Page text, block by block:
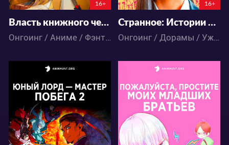
16+
Власть книжного червя: Приёмная дочь лорда
Онгоинг / Аниме / Фэнтези
16+
Странное: Истории Ито Джунджи, от которых вы не сможете уснуть
Онгоинг / Дорамы / Ужасы
9359 14398